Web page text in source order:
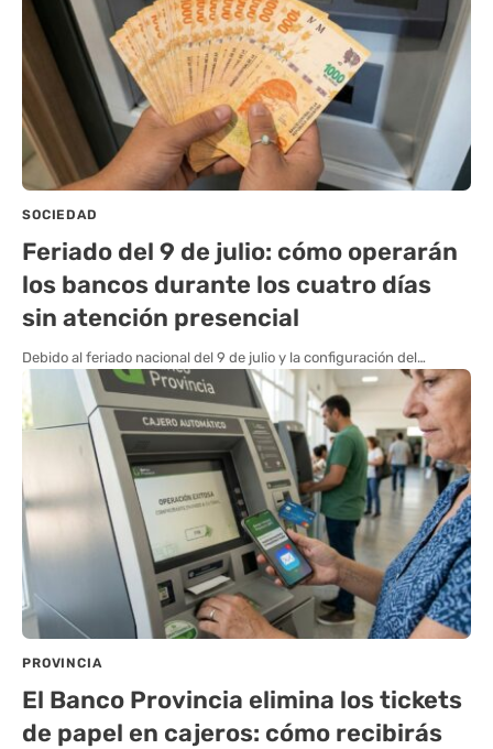
SOCIEDAD
Feriado del 9 de julio: cómo operarán
los bancos durante los cuatro días
sin atención presencial
Debido al feriado nacional del 9 de julio y la configuración del…
PROVINCIA
El Banco Provincia elimina los tickets
de papel en cajeros: cómo recibirás